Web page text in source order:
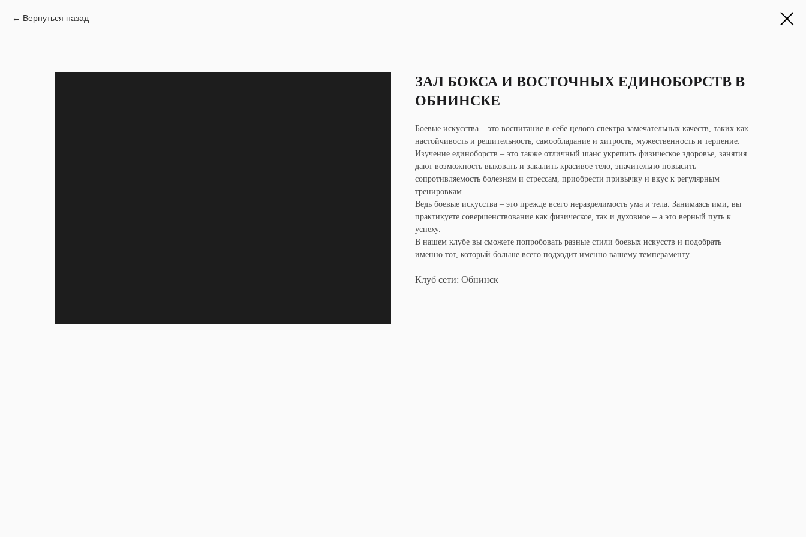
Вернуться назад
ЗАЛ БОКСА И ВОСТОЧНЫХ ЕДИНОБОРСТВ В
ОБНИНСКЕ
Боевые искусства – это воспитание в себе целого спектра замечательных качеств, таких как
настойчивость и решительность, самообладание и хитрость, мужественность и терпение.
Изучение единоборств – это также отличный шанс укрепить физическое здоровье, занятия
дают возможность выковать и закалить красивое тело, значительно повысить
сопротивляемость болезням и стрессам, приобрести привычку и вкус к регулярным
тренировкам.
Ведь боевые искусства – это прежде всего неразделимость ума и тела. Занимаясь ими, вы
практикуете совершенствование как физическое, так и духовное – а это верный путь к
успеху.
В нашем клубе вы сможете попробовать разные стили боевых искусств и подобрать
именно тот, который больше всего подходит именно вашему темпераменту.
Клуб сети: Обнинск